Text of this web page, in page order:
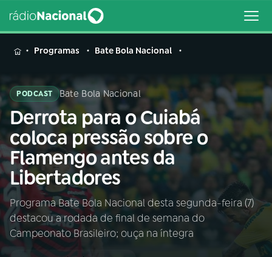
MENU
Buscar
na
Rádio
Nacional
Buscar
AO VIVO
01INÍCIO
Programas Bate Bola Nacional
PODCAST Bate Bola Nacional
Derrota para o Cuiabá
coloca pressão sobre o
Flamengo antes da
Libertadores
Programa Bate Bola Nacional desta segunda-feira (7)
destacou a rodada de final de semana do
Campeonato Brasileiro; ouça na íntegra